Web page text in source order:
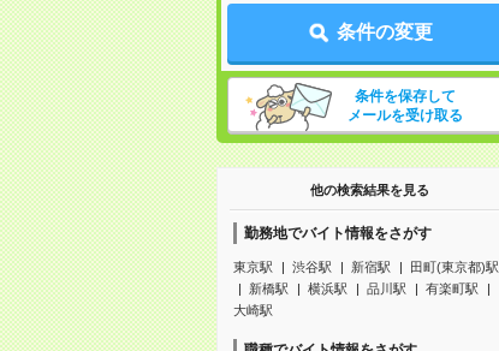
条件の変更
条件を保存して
メールを受け取る
他の検索結果を見る
勤務地でバイト情報をさがす
東京駅 渋谷駅 新宿駅
田町(東京都)駅
新橋駅
横浜駅 品川駅
有楽町駅
大崎駅